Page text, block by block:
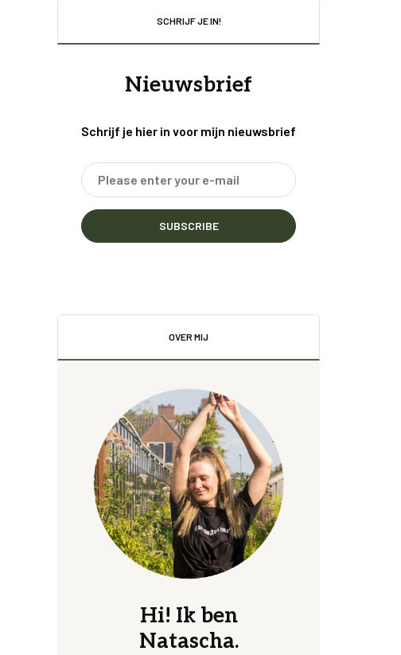
SCHRIJF JE IN!
Nieuwsbrief
Schrijf je hier in voor mijn nieuwsbrief
SUBSCRIBE
OVER MIJ
Hi! Ik ben
Natascha.